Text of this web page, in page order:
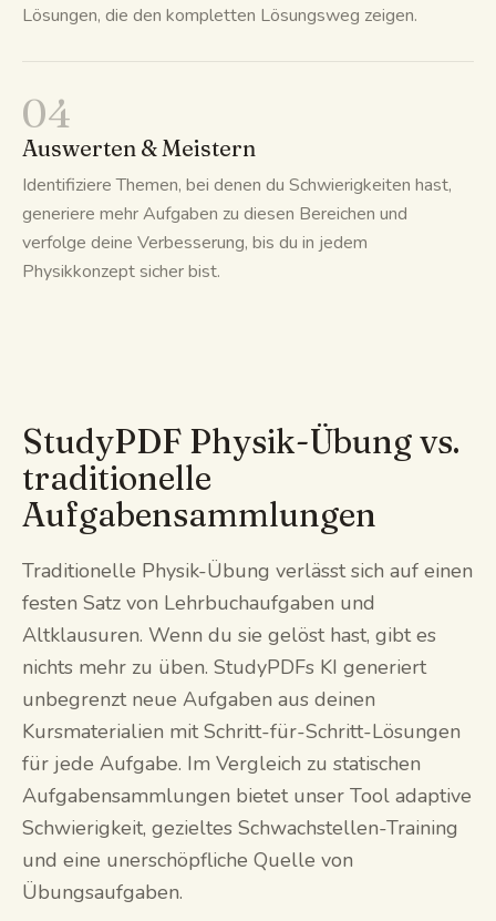
Lösungen, die den kompletten Lösungsweg zeigen.
04
Auswerten & Meistern
Identifiziere Themen, bei denen du Schwierigkeiten hast,
generiere mehr Aufgaben zu diesen Bereichen und
verfolge deine Verbesserung, bis du in jedem
Physikkonzept sicher bist.
StudyPDF Physik-Übung vs.
traditionelle
Aufgabensammlungen
Traditionelle Physik-Übung verlässt sich auf einen
festen Satz von Lehrbuchaufgaben und
Altklausuren. Wenn du sie gelöst hast, gibt es
nichts mehr zu üben. StudyPDFs KI generiert
unbegrenzt neue Aufgaben aus deinen
Kursmaterialien mit Schritt-für-Schritt-Lösungen
für jede Aufgabe. Im Vergleich zu statischen
Aufgabensammlungen bietet unser Tool adaptive
Schwierigkeit, gezieltes Schwachstellen-Training
und eine unerschöpfliche Quelle von
Übungsaufgaben.